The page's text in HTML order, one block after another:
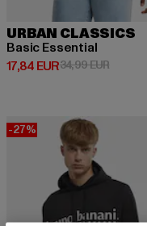
URBAN CLASSICS
Basic Essential
17,84 EUR
Derzeitiger Preis: 17,84
34,99 EUR
-27%